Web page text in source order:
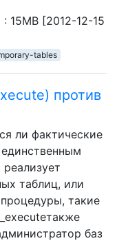
15MB [2012-12-15
tables
против
ли фактические
таблиц, или
такие
баз